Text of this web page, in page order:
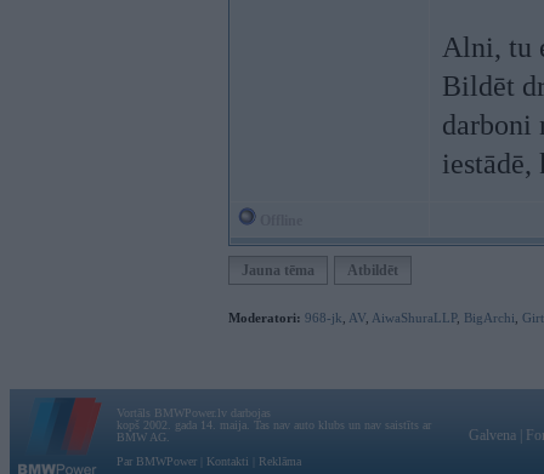
Alni, tu
Bildēt
darboni
iestādē,
Jauna tēma Atbildēt
Moderatori: 968-jk AV AiwaShuraLLP, BigArchi
Vortāls BMWPower.lv darbojas
kopš 2002. gada 14. maija. Tas nav auto klubs un nav saistīts ar
BMW AG.
Par BMWPower
Kontakti Reklāma
Galvena